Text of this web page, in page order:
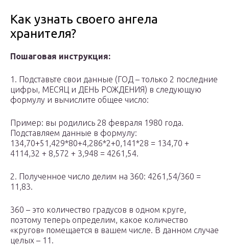
Как узнать своего ангела
хранителя?
Пошаговая инструкция:
1. Подставьте свои данные (ГОД – только 2 последние
цифры, МЕСЯЦ и ДЕНЬ РОЖДЕНИЯ) в следующую
формулу и вычислите общее число:
Пример: вы родились 28 февраля 1980 года.
Подставляем данные в формулу:
134,70+51,429*80+4,286*2+0,141*28 = 134,70 +
4114,32 + 8,572 + 3,948 = 4261,54.
2. Полученное число делим на 360: 4261,54/360 =
11,83.
360 – это количество градусов в одном круге,
поэтому теперь определим, какое количество
«кругов» помещается в вашем числе. В данном случае
целых – 11.